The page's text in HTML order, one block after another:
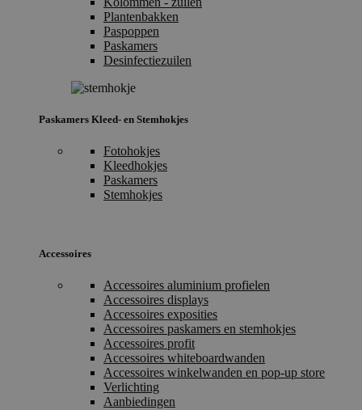
Plantenbakken
Paspoppen
Paskamers
Desinfectiezuilen
Paskamers Kleed- en Stemhokjes
Fotohokjes
Kleedhokjes
Paskamers
Stemhokjes
Accessoires
Accessoires aluminium profielen
Accessoires displays
Accessoires exposities
Accessoires paskamers en stemhokjes
Accessoires profit
Accessoires whiteboardwanden
Accessoires winkelwanden en pop-up store
Verlichting
Aanbiedingen